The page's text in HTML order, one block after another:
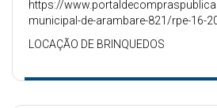
https://
municipal-de-arambare-821/rpe-16-
LOCAÇÃO DE BRINQUEDOS